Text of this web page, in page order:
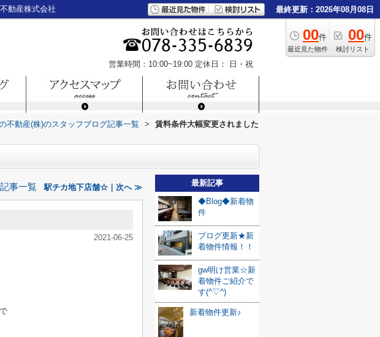
動産株式会社 最終更新：2026年08月08日
00件
最近見た物件
00件
検討リスト
営業時間：10:00~19:00 定休日： 日・祝
不動産(株)のスタッフブログ記事一覧 >
賃料条件大幅変更されました
記事一覧 駅チカ地下店舗☆｜次へ ≫
2021-06-25
最新記事
◆Blog◆新着物
件
ブログ更新★新
着物件情報！！
gw明け営業☆新
着物件ご紹介で
す(^▽^)
新着物件更新♪